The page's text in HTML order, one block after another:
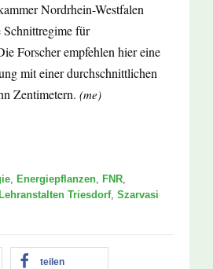
Nordrhein-Westfalen
Schnittregime für
Forscher empfehlen hier eine
mit einer durchschnittlichen
Zentimetern. (me)
, Energiepflanzen, FNR,
Triesdorf, Szarvasi
teilen